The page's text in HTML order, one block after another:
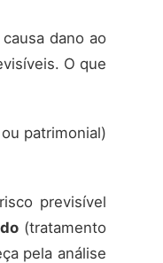
dano ao
O que
patrimonial)
previsível
(tratamento
pela análise